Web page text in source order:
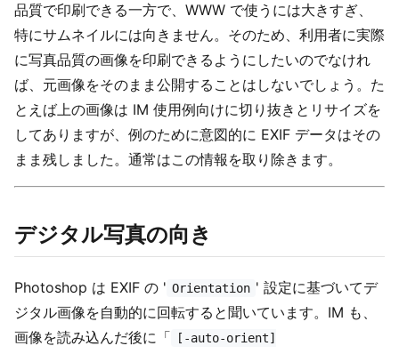
品質で印刷できる一方で、WWW で使うには大きすぎ、
特にサムネイルには向きません。そのため、利用者に実際
に写真品質の画像を印刷できるようにしたいのでなけれ
ば、元画像をそのまま公開することはしないでしょう。た
とえば上の画像は IM 使用例向けに切り抜きとリサイズを
してありますが、例のために意図的に EXIF データはその
まま残しました。通常はこの情報を取り除きます。
デジタル写真の向き
Photoshop は EXIF の ' Orientation ' 設定に基づいてデ
ジタル画像を自動的に回転すると聞いています。IM も、
画像を読み込んだ後に「
[-auto-orient]